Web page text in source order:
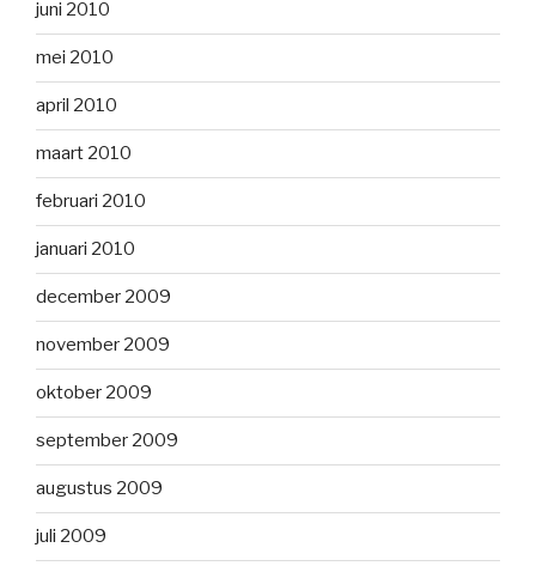
juni 2010
mei 2010
april 2010
maart 2010
februari 2010
januari 2010
december 2009
november 2009
oktober 2009
september 2009
augustus 2009
juli 2009